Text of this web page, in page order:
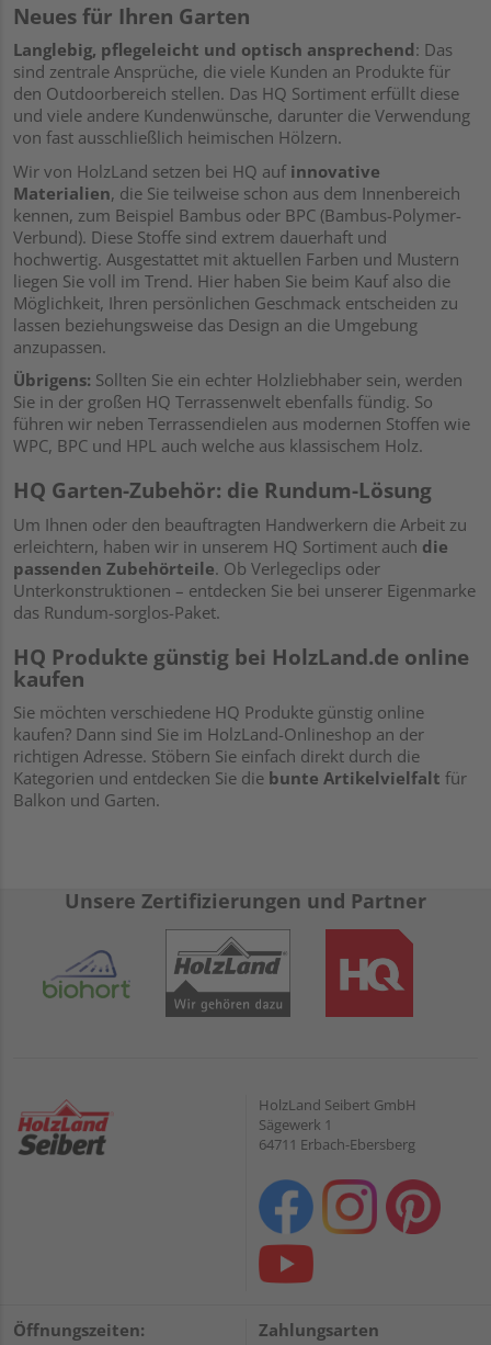
Neues für Ihren Garten
Langlebig, pflegeleicht und optisch ansprechend: Das
sind zentrale Ansprüche, die viele Kunden an Produkte für
den Outdoorbereich stellen. Das HQ Sortiment erfüllt diese
und viele andere Kundenwünsche, darunter die Verwendung
von fast ausschließlich heimischen Hölzern.
Wir von HolzLand setzen bei HQ auf innovative
Materialien, die Sie teilweise schon aus dem Innenbereich
kennen, zum Beispiel Bambus oder BPC (Bambus-Polymer-
Verbund). Diese Stoffe sind extrem dauerhaft und
hochwertig. Ausgestattet mit aktuellen Farben und Mustern
liegen Sie voll im Trend. Hier haben Sie beim Kauf also die
Möglichkeit, Ihren persönlichen Geschmack entscheiden zu
lassen beziehungsweise das Design an die Umgebung
anzupassen.
Übrigens: Sollten Sie ein echter Holzliebhaber sein, werden
Sie in der großen HQ Terrassenwelt ebenfalls fündig. So
führen wir neben Terrassendielen aus modernen Stoffen wie
WPC, BPC und HPL auch welche aus klassischem Holz.
HQ Garten-Zubehör: die Rundum-Lösung
Um Ihnen oder den beauftragten Handwerkern die Arbeit zu
erleichtern, haben wir in unserem HQ Sortiment auch die
passenden Zubehörteile. Ob Verlegeclips oder
Unterkonstruktionen – entdecken Sie bei unserer Eigenmarke
das Rundum-sorglos-Paket.
HQ Produkte günstig bei HolzLand.de online
kaufen
Sie möchten verschiedene HQ Produkte günstig online
kaufen? Dann sind Sie im HolzLand-Onlineshop an der
richtigen Adresse. Stöbern Sie einfach direkt durch die
Kategorien und entdecken Sie die bunte Artikelvielfalt für
Balkon und Garten.
Unsere Zertifizierungen und Partner
HolzLand Seibert GmbH
Sägewerk 1
64711 Erbach-Ebersberg
Öffnungszeiten: Zahlungsarten